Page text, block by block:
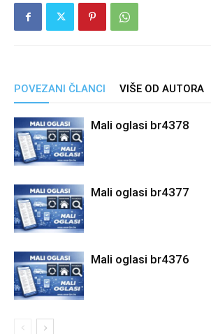
POVEZANI ČLANCI VIŠE OD AUTORA
Mali oglasi br4378
Mali oglasi br4377
Mali oglasi br4376